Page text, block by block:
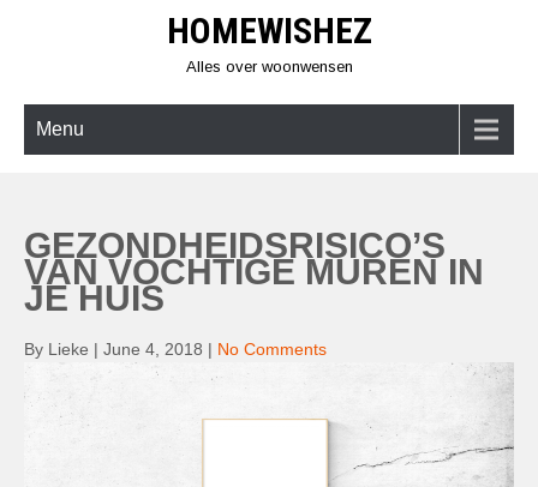
HOMEWISHEZ
Alles over woonwensen
Menu
GEZONDHEIDSRISICO’S
VAN VOCHTIGE MUREN IN
JE HUIS
By Lieke | June 4, 2018 | No Comments